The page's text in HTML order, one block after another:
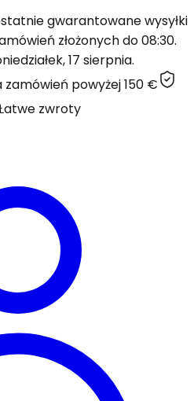
gwarantowane wysyłki
złożonych do 08:30.
17 sierpnia.
zamówień powyżej 150 €
zwroty